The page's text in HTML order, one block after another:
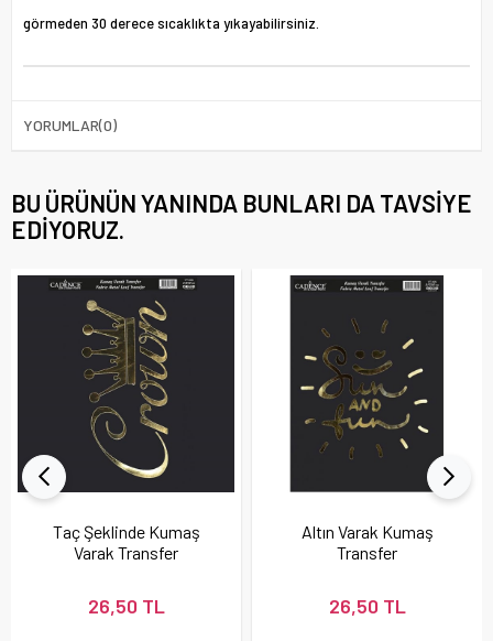
görmeden 30 derece sıcaklıkta yıkayabilirsiniz.
YORUMLAR(0)
BU ÜRÜNÜN YANINDA BUNLARI DA TAVSIYE
EDIYORUZ.
Taç Şeklinde Kumaş
Varak Transfer
26,50 TL
Altın Varak Kumaş
Transfer
26,50 TL